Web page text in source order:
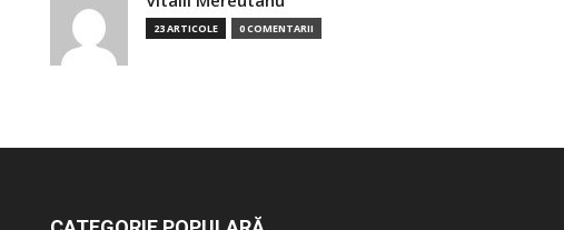
23 ARTICOLE 0 COMENTARII